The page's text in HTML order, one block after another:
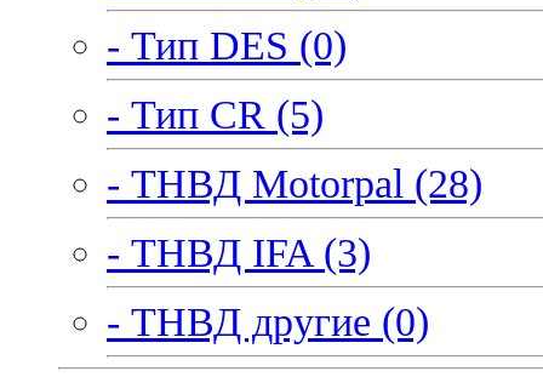
- Тип DES (0)
- Тип CR (5)
- ТНВД Motorpal (28)
- ТНВД IFA (3)
- ТНВД другие (0)